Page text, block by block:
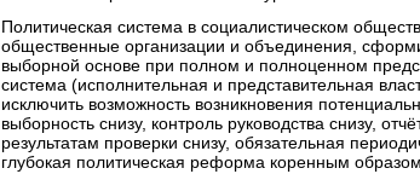
Политическая система в социалистическом
общественные организации и объединения,
выборной основе при полном и полноценном
система (исполнительная и представительная
исключить возможность возникновения
выборность снизу, контроль руководства снизу,
результатам проверки снизу, обязательная
глубокая политическая реформа коренным